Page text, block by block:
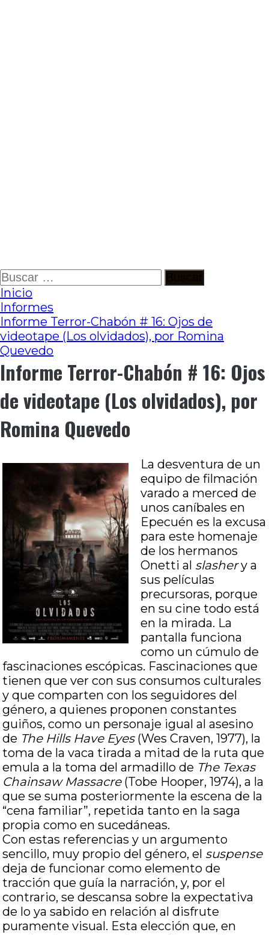
Ir
al
contenido
Buscar:
Inicio
Informes
Informe Terror-Chabón # 16: Ojos de
videotape (Los olvidados), por Romina
Quevedo
Informe Terror-Chabón # 16: Ojos
de videotape (Los olvidados), por
Romina Quevedo
La desventura de un
equipo de filmación
varado a merced de
unos caníbales en
Epecuén es la excusa
para este homenaje
de los hermanos
Onetti al slashery a
sus películas
precursoras, porque
en su cine todo está
en la mirada. La
pantalla funciona
como un cúmulo de
fascinaciones escópicas. Fascinaciones que
tienen que ver con sus consumos culturales
y que comparten con los seguidores del
género, a quienes proponen constantes
guiños, como un personaje igual al asesino
de The Hills Have Eyes(Wes Craven, 1977), la
toma de la vaca tirada a mitad de la ruta que
emula a la toma del armadillo de The Texas
Chainsaw Massacre(Tobe Hooper, 1974), a la
que se suma posteriormente la escena de la
“cena familiar”, repetida tanto en la saga
propia como en sucedáneas.
Con estas referencias y un argumento
sencillo, muy propio del género, el suspense
deja de funcionar como elemento de
tracción que guía la narración, y, por el
contrario, se descansa sobre la expectativa
de lo ya sabido en relación al disfrute
puramente visual. Esta elección que, en